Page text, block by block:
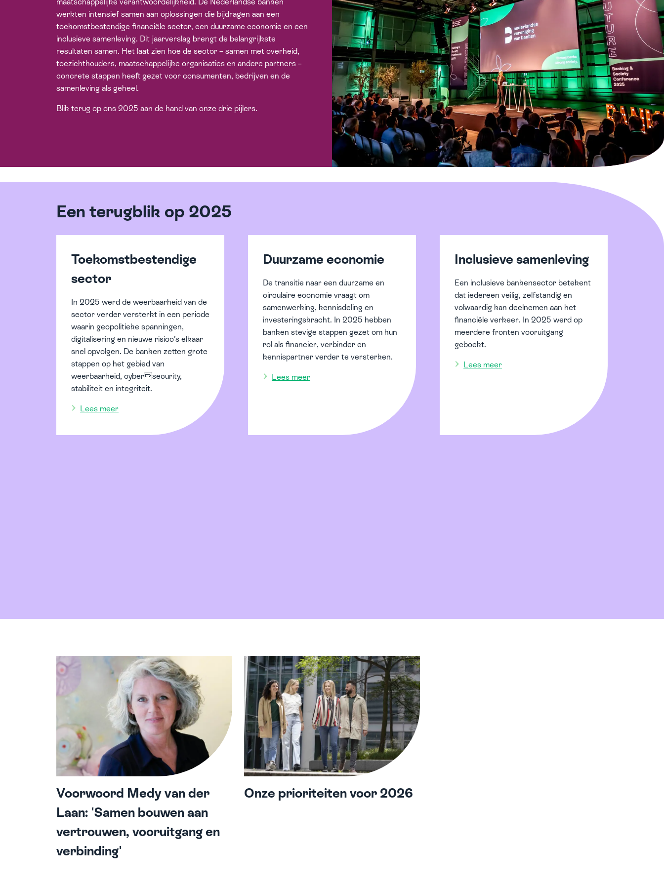
Verklaring erfrecht
werkten intensief samen aan oplossingen die bijdragen aan een
toekomstbestendige financiële sector, een duurzame economie en een
inclusieve samenleving. Dit jaarverslag brengt de belangrijkste
resultaten samen. Het laat zien hoe de sector – samen met overheid,
toezichthouders, maatschappelijke organisaties en andere partners –
concrete stappen heeft gezet voor consumenten, bedrijven en de
samenleving als geheel.
Blik terug op ons 2025 aan de hand van onze drie pijlers.
Een terugblik op 2025
Toekomstbestendige
sector
In 2025 werd de weerbaarheid van de
sector verder versterkt in een periode
waarin geopolitieke spanningen,
digitalisering en nieuwe risico’s elkaar
snel opvolgen. De banken zetten grote
stappen op het gebied van
weerbaarheid, cybersecurity,
stabiliteit en integriteit.
Lees meer
Duurzame economie
De transitie naar een duurzame en
circulaire economie vraagt om
samenwerking, kennisdeling en
investeringskracht. In 2025 hebben
banken stevige stappen gezet om hun
rol als financier, verbinder en
kennispartner verder te versterken.
Lees meer
Inclusieve samenleving
Een inclusieve bankensector betekent
dat iedereen veilig, zelfstandig en
volwaardig kan deelnemen aan het
financiële verkeer. In 2025 werd op
meerdere fronten vooruitgang
geboekt.
Lees meer
Voorwoord Medy van der
Laan: 'Samen bouwen aan
vertrouwen, vooruitgang en
verbinding'
Onze prioriteiten voor 2026